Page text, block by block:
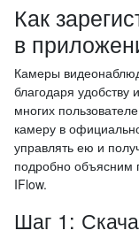
Как
в
Камеры
благодаря удобству
многих
камеру в
управлять ею и
подробно объясним
IFlow.
Шаг 1: